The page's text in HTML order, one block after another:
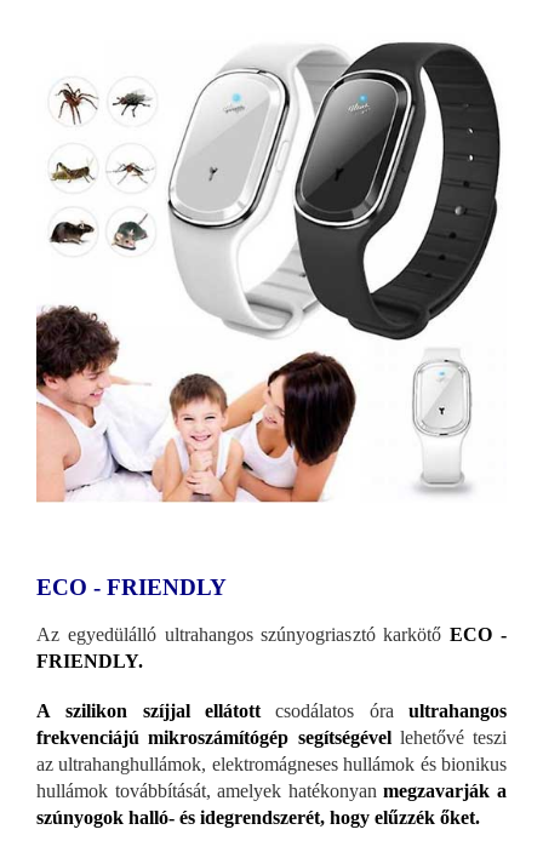
ECO - FRIENDLY
Az egyedülálló ultrahangos szúnyogriasztó karkötőECO -
FRIENDLY.
A szilikon szíjjal ellátott csodálatos óraultrahangos
frekvenciájú mikroszámítógép segítségévellehetővé teszi
az ultrahanghullámok, elektromágneses hullámok és bionikus
hullámok továbbítását, amelyek hatékonyanmegzavarják a
szúnyogok halló- és idegrendszerét, hogy elűzzék őket.